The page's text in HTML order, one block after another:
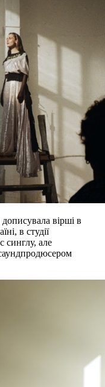
вірші в
в студії
синглу, але